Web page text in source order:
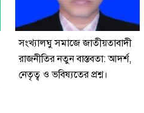
সংখ্যালঘু সমাজে জাতীয়তাবাদী
রাজনীতির নতুন বাস্তবতা: আদর্শ,
নেতৃত্ব ও ভবিষ্যতের প্রশ্ন।